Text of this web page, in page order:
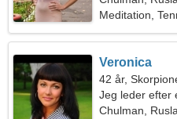
Meditation,
Veronica
42 år,
Jeg leder efter
Chulman,